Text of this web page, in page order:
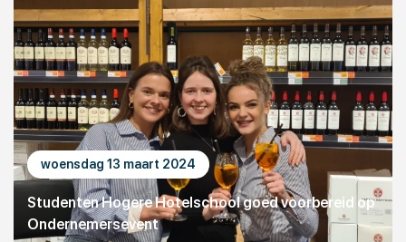
woensdag 13 maart 2024
Studenten Hogere Hotelschool goed voorbereid op
Ondernemersevent